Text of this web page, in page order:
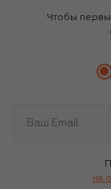
Чтобы
на